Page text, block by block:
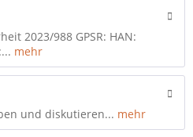
2023/988 GPSR: HAN:
mehr
und diskutieren... mehr